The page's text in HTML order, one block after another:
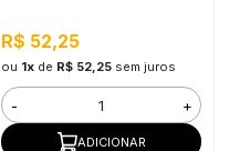
R$ 52,25
ou 1xde R$ 52,25 sem juros
- +
ADICIONAR